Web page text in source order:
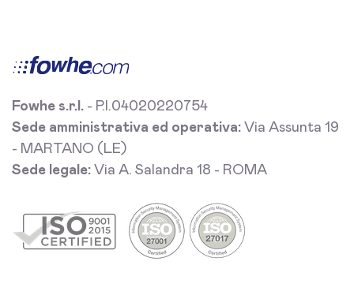
Fowhe s.r.l. - P.I.04020220754
Sede amministrativa ed operativa: Via Assunta 19
- MARTANO (LE)
Sede legale: Via A. Salandra 18 - ROMA